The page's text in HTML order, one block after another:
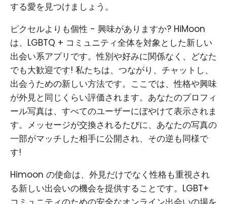
する愛を見つけましょう。
ピクセルよりも個性 - 興味がありますか? HiMoon
は、LGBTQ + コミュニティ全体を対象とした新しい
出会い系アプリです。性別や好みに関係なく、どなた
でも大歓迎です! 私たちは、つながり、チャットし、
出会うための新しい方法です。ここでは、性格や興味
が外見と同じくらい評価されます。あなたのプロフィ
ール写真は、すべてのユーザーにぼやけて表示されま
す。メッセージが交換されるたびに、あなたの写真の
一部がマッチした相手に公開され、その逆も同様で
す!
Himoon の使命は、外見だけでなく性格も重視され
る新しい出会いの機会を提供することです。LGBT+